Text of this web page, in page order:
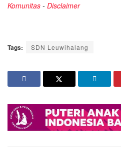
Komunitas - Disclaimer
Tags: SDN Leuwihalang